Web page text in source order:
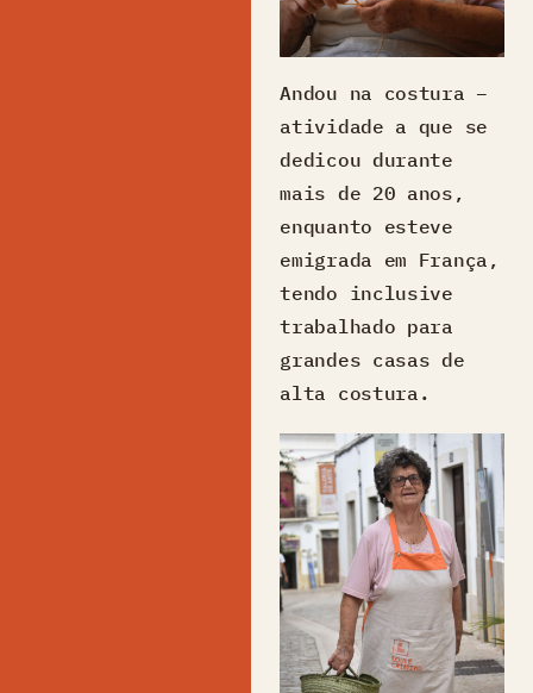
Andou na costura –
atividade a que se
dedicou durante
mais de 20 anos,
enquanto esteve
emigrada em França,
tendo inclusive
trabalhado para
grandes casas de
alta costura.